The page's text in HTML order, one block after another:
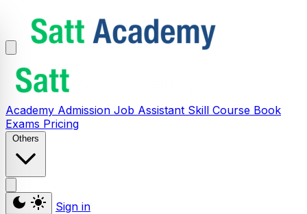
Academy Admission Job Assistant Skill Course Book
Exams Pricing
Others
Sign in